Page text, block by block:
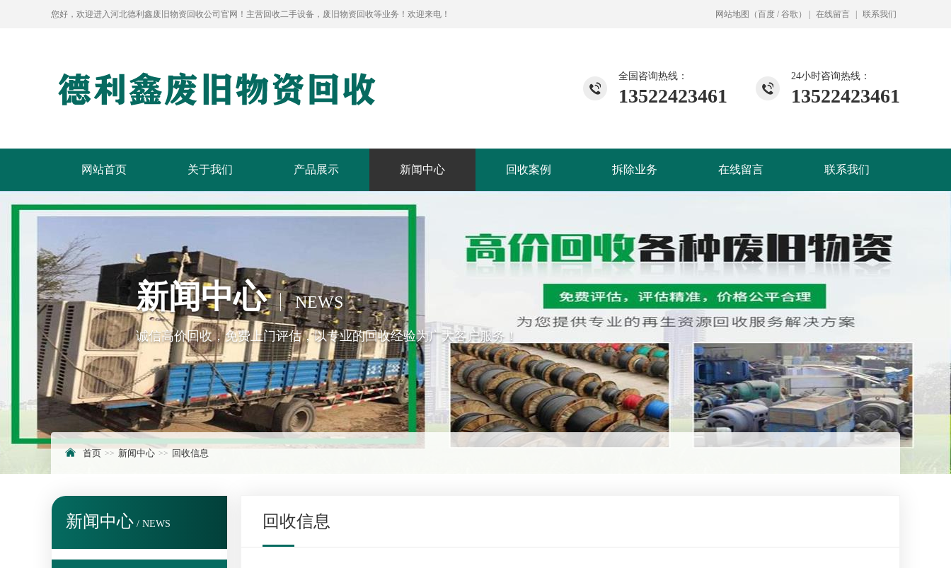
您好，欢迎进入河北德利鑫废旧物资回收公司官网！主营回收二手设备，废旧物资回收等业务！欢迎来电！ 网站地图 （百度 / 谷歌 ） 在线留言 联系我们
24小时咨询热线：
13522423461
全国咨询热线：
13522423461
网站首页 关于我们 产品展示 新闻中心 回收案例 拆除业务 在线留言 联系我们
新闻中心 NEWS
诚信高价回收，免费上门评估，以专业的回收经验为广大客户服务！
首页 新闻中心 回收信息
新闻中心 / NEWS 回收信息